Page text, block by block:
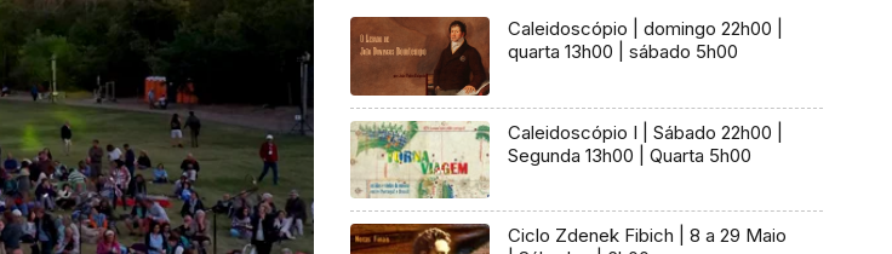
Caleidoscópio | domingo 22h00 |
quarta 13h00 | sábado 5h00
Caleidoscópio I | Sábado 22h00 |
Segunda 13h00 | Quarta 5h00
Ciclo Zdenek Fibich | 8 a 29 Maio